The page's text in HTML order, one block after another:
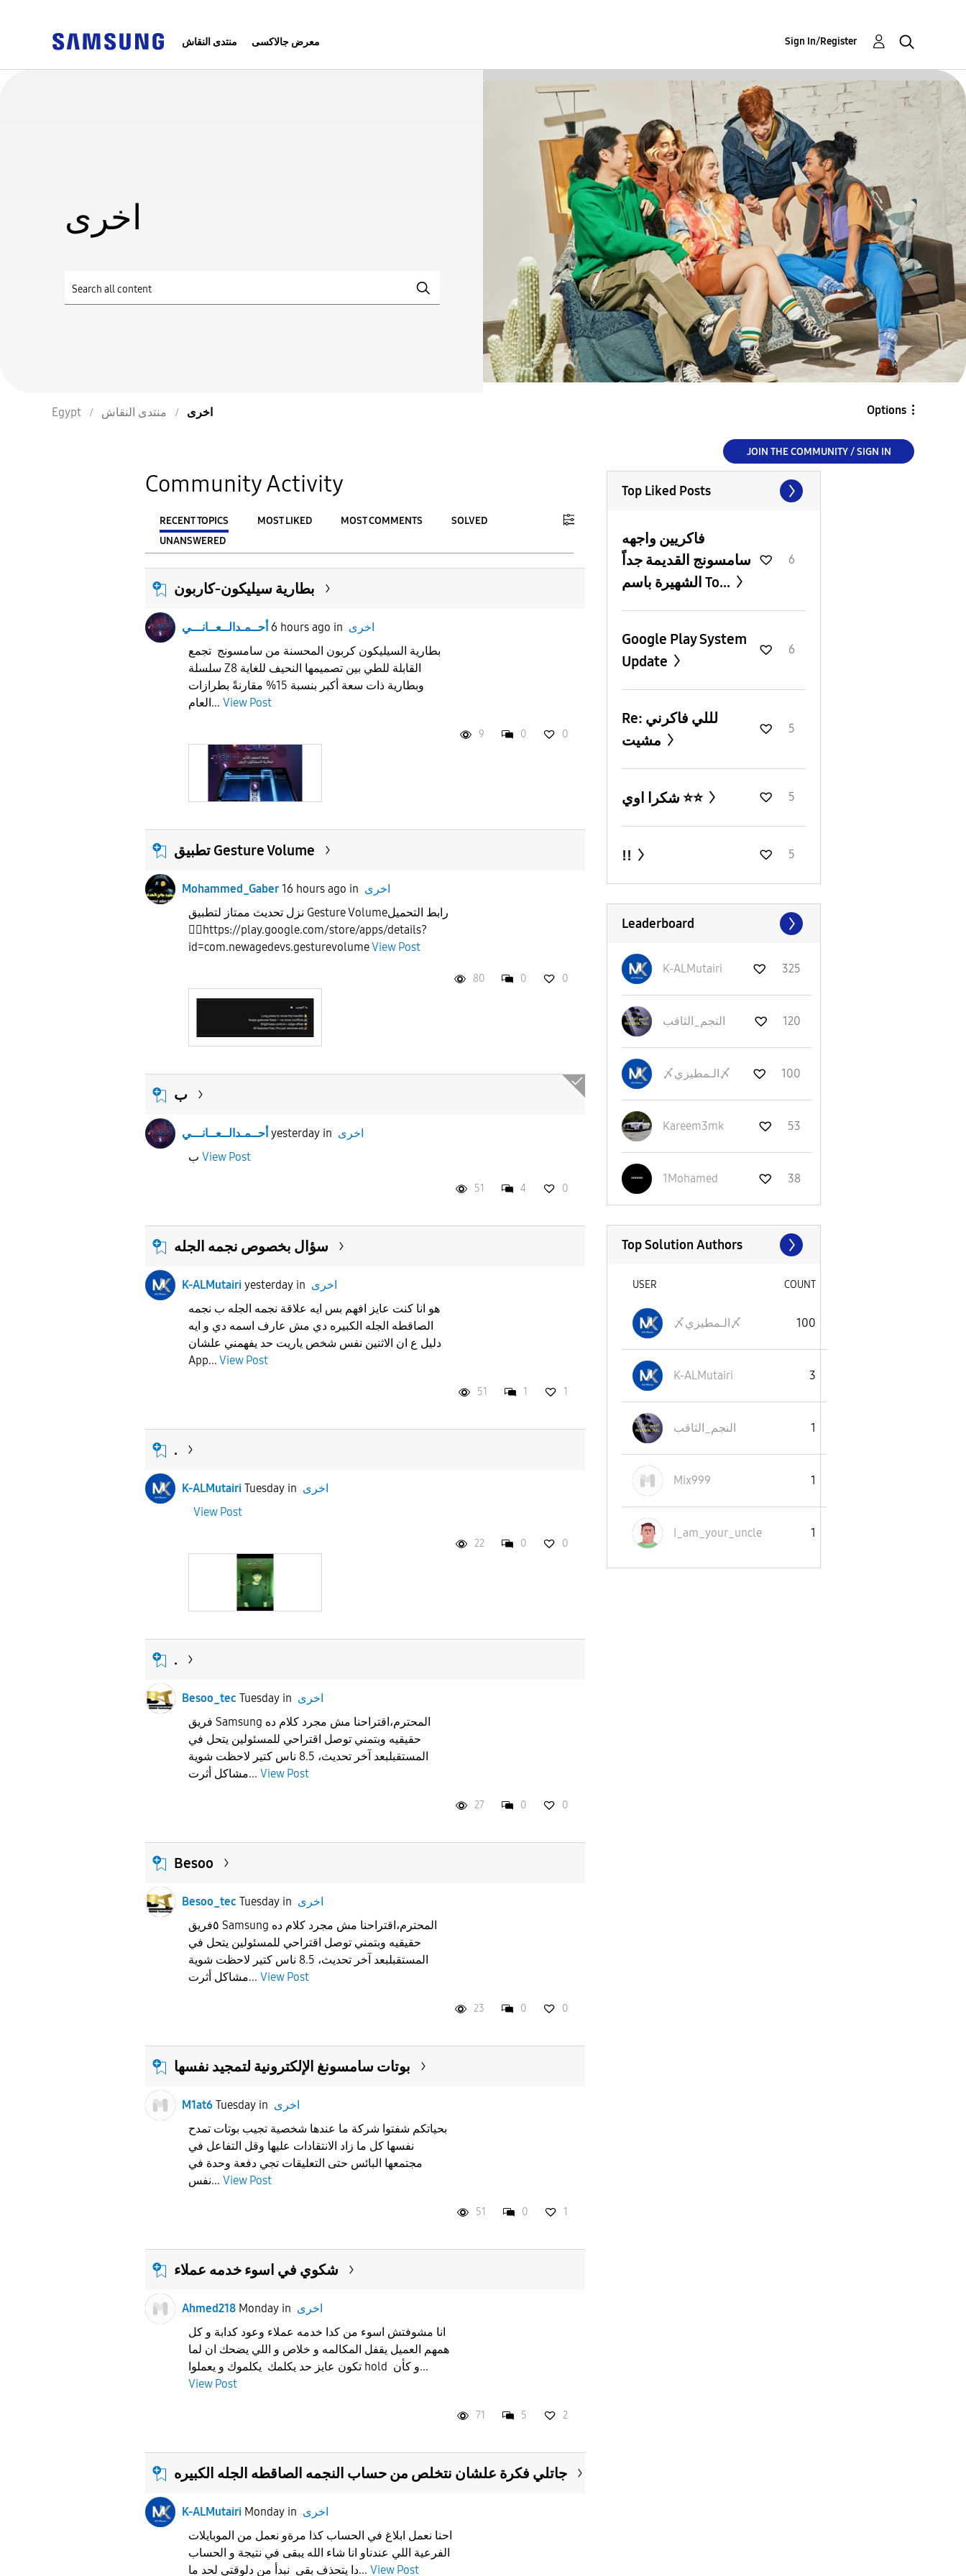
منتدى النقاش معرض جالاكسى Sign In/Register
اخرى
Egypt منتدى النقاش اخرى Options
JOIN THE COMMUNITY / SIGN IN
Community Activity
RECENT TOPICS MOST LIKED MOST COMMENTS
SOLVED
UNANSWERED
From To
بطارية سيليكون-كاربون
أحــمـدالــعــانـــي 6 hours ago in اخرى
بطارية السيليكون كربون المحسنة من سامسونج تجمع
سلسلة Z8 القابلة للطي بين تصميمها النحيف للغاية
وبطارية ذات سعة أكبر بنسبة 15% مقارنةً بطرازات
العام... View Post
9 0 0
تطبيق Gesture Volume
Mohammed_Gaber 16 hours ago in اخرى
نزل تحديث ممتاز لتطبيق Gesture Volumeرابط التحميل
👇🏻https://play.google.com/store/apps/details?
id=com.newagedevs.gesturevolumeView Post
80 0 0
ب
أحــمـدالــعــانـــي yesterday in اخرى
View Post
51 4 0
سؤال بخصوص نجمه الجله
K-ALMutairi yesterday in اخرى
هو انا كنت عايز افهم بس ايه علاقة نجمه الجله ب نجمه
الصاقطه الجله الكبيره دي مش عارف اسمه دي و ايه
دليل ع ان الاثنين نفس شخص ياريت حد يفهمني علشان
App... View Post
51 1 1
.
K-ALMutairi Tuesday in اخرى
View Post
22 0 0
.
Besoo_tec Tuesday in اخرى
فريق Samsung المحترم،اقتراحنا مش مجرد كلام ده
حقيقيه وبتمني توصل اقتراحي للمسئولين يتحل في
المستقبلبعد آخر تحديث، 8.5 ناس كتير لاحظت شوية
مشاكل أثرت... View Post
27 0 0
Besoo
Besoo_tec Tuesday in اخرى
٥فريق Samsung المحترم،اقتراحنا مش مجرد كلام ده
حقيقيه وبتمني توصل اقتراحي للمسئولين يتحل في
المستقبلبعد آخر تحديث، 8.5 ناس كتير لاحظت شوية
مشاكل أثرت... View Post
23 0 0
بوتات سامسونغ الإلكترونية لتمجيد نفسها
M1at6 Tuesday in اخرى
بحياتكم شفتوا شركة ما عندها شخصية تجيب بوتات تمدح
نفسها كل ما زاد الانتقادات عليها وقل التفاعل في
مجتمعها البائس حتى التعليقات تجي دفعة وحدة في
نفس... View Post
51 0 1
شكوي في اسوء خدمه عملاء
Ahmed218 Monday in اخرى
انا مشوفتش اسوء من كدا خدمه عملاء وعود كدابة و كل
همهم العميل يقفل المكالمه و خلاص و اللي يضحك ان لما
تكون عايز حد يكلمك يكلموك و يعملوا hold و كأن...
View Post
71 5 2
جاتلي فكرة علشان نتخلص من حساب النجمه الصاقطه الجله الكبيره
K-ALMutairi Monday in اخرى
احنا نعمل ابلاغ في الحساب كذا مرةو نعمل من الموبايلات
الفرعية اللي عندناو انا شاء الله يبقى في نتيجة و الحساب
دا يتحذف بقى نبدأ من دلوقتي لحد ما... View Post
Top Liked Posts
فاكريين واجهه
سامسونج القديمة جداً
الشهيرة باسم To...
6
Google Play System
Update
6
Re: لللي فاكرني
5
شكرا اوي ⭐️⭐️ 5
!! 5
Leaderboard
K-ALMutairi 325
النجم_الثاقب 120
〆الـمطيزي〆 100
Kareem3mk 53
1Mohamed 38
Top Solution Authors
USER COUNT
〆الـمطيزي〆 100
K-ALMutairi 3
النجم_الثاقب 1
Mix999 1
I_am_your_uncle 1